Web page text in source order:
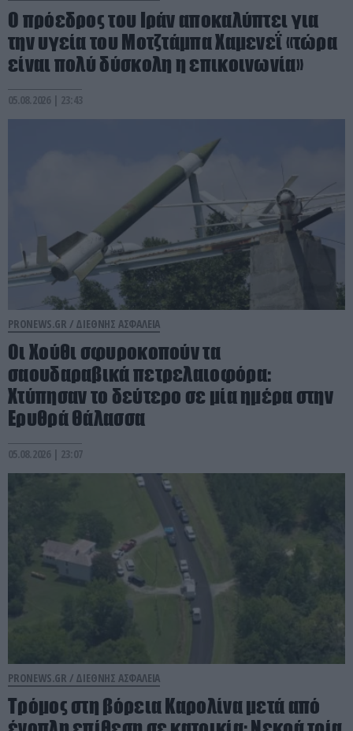
Ο πρόεδρος του Ιράν αποκαλύπτει για
την υγεία του Μοτζτάμπα Χαμενεΐ «τώρα
είναι πολύ δύσκολη η επικοινωνία»
05.08.2026 | 23:43
PRONEWS.GR / ΔΙΕΘΝΗΣ ΑΣΦΑΛΕΙΑ
Οι Χούθι σφυροκοπούν τα
σαουδαραβικά πετρελαιοφόρα:
Χτύπησαν το δεύτερο σε μία ημέρα στην
Ερυθρά Θάλασσα
05.08.2026 | 23:07
PRONEWS.GR / ΔΙΕΘΝΗΣ ΑΣΦΑΛΕΙΑ
Τρόμος στη βόρεια Καρολίνα μετά από